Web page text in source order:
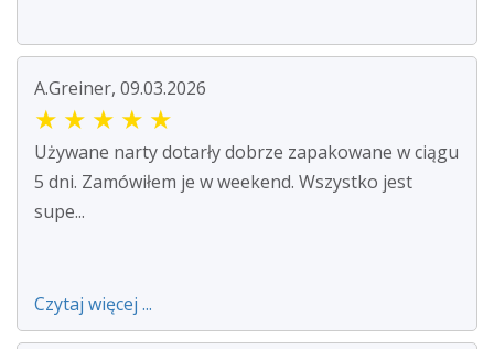
A.Greiner, 09.03.2026
★ ★ ★ ★ ★
Używane narty dotarły dobrze zapakowane w ciągu
5 dni. Zamówiłem je w weekend. Wszystko jest
supe...
Czytaj więcej ...